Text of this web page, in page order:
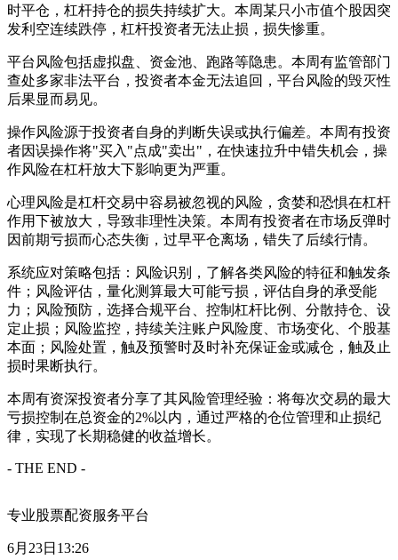
时平仓，杠杆持仓的损失持续扩大。本周某只小市值个股因突
发利空连续跌停，杠杆投资者无法止损，损失惨重。
平台风险包括虚拟盘、资金池、跑路等隐患。本周有监管部门
查处多家非法平台，投资者本金无法追回，平台风险的毁灭性
后果显而易见。
操作风险源于投资者自身的判断失误或执行偏差。本周有投资
者因误操作将"买入"点成"卖出"，在快速拉升中错失机会，操
作风险在杠杆放大下影响更为严重。
心理风险是杠杆交易中容易被忽视的风险，贪婪和恐惧在杠杆
作用下被放大，导致非理性决策。本周有投资者在市场反弹时
因前期亏损而心态失衡，过早平仓离场，错失了后续行情。
系统应对策略包括：风险识别，了解各类风险的特征和触发条
件；风险评估，量化测算最大可能亏损，评估自身的承受能
力；风险预防，选择合规平台、控制杠杆比例、分散持仓、设
定止损；风险监控，持续关注账户风险度、市场变化、个股基
本面；风险处置，触及预警时及时补充保证金或减仓，触及止
损时果断执行。
本周有资深投资者分享了其风险管理经验：将每次交易的最大
亏损控制在总资金的2%以内，通过严格的仓位管理和止损纪
律，实现了长期稳健的收益增长。
- THE END -
专业股票配资服务平台
6月23日13:26